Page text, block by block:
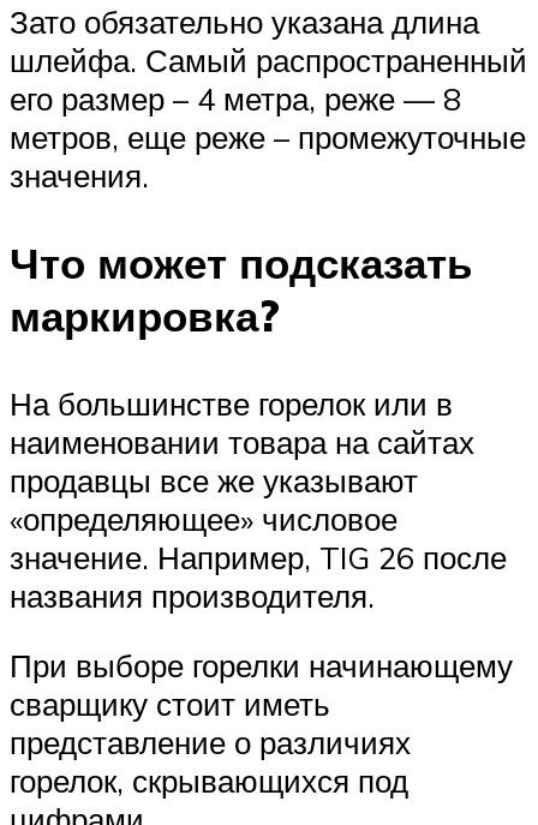
Зато обязательно указана длина
шлейфа. Самый распространенный
его размер – 4 метра, реже — 8
метров, еще реже – промежуточные
значения.
Что может подсказать
маркировка?
На большинстве горелок или в
наименовании товара на сайтах
продавцы все же указывают
«определяющее» числовое
значение. Например, TIG 26 после
названия производителя.
При выборе горелки начинающему
сварщику стоит иметь
представление о различиях
горелок, скрывающихся под